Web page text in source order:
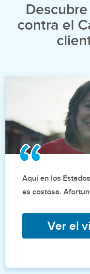
contra el
Aquí en los
es costosa.
Ver el